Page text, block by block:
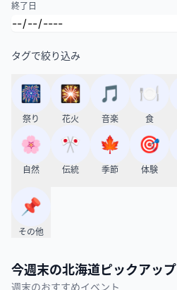
終了日
タグで絞り込み
🎆
祭り
🎇
花火
🎵
音楽
🍽️
食
🌸
自然
🎌
伝統
🍁
季節
🎯
体験
📌
その他
今週末の北海道 ピックアップ
週末のおすすめイベント